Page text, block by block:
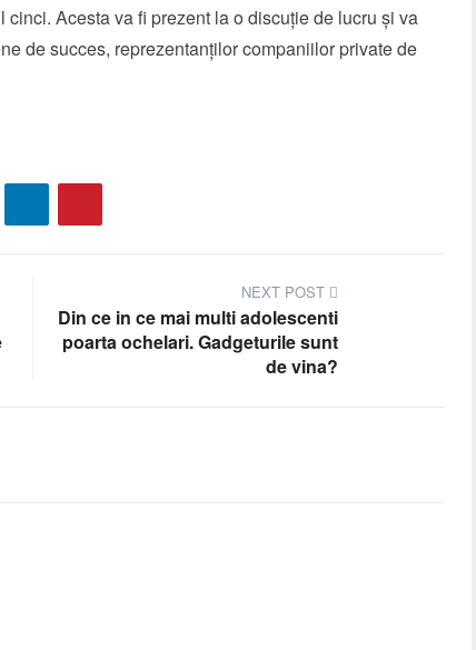
Acesta va fi prezent la o discuție de lucru și va
de succes, reprezentanților companiilor private de
NEXT POST
Din ce in ce mai multi adolescenti
poarta ochelari. Gadgeturile sunt
de vina?